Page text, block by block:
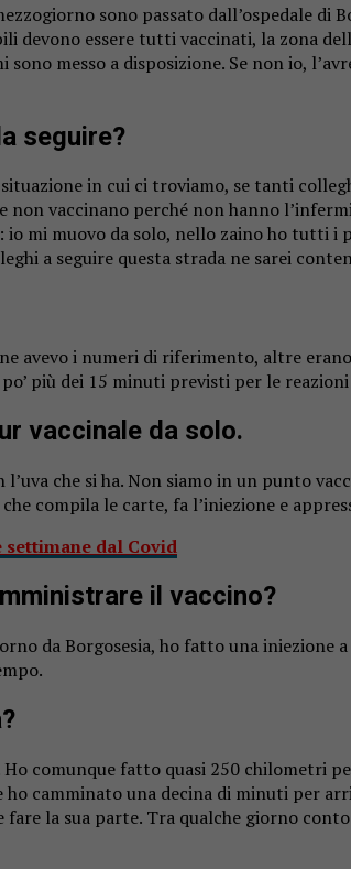
sono passato dall’ospedale
devono essere tutti vaccinati, la zona
messo a disposizione. Se non io,
seguire?
situazione in cui ci troviamo, se tanti
non vaccinano perché non hanno
mi muovo da solo, nello zaino ho tutti
a seguire questa strada ne sarei
avevo i numeri di riferimento, altre
più dei 15 minuti previsti per le
vaccinale da solo.
che si ha. Non siamo in un punto
compila le carte, fa l’iniezione e
settimane dal Covid
il vaccino?
da Borgosesia, ho fatto una iniezione
comunque fatto quasi 250 chilometri
camminato una decina di minuti per
fare la sua parte. Tra qualche giorno